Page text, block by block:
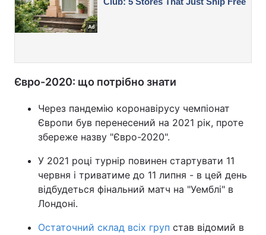
Євро-2020: що потрібно знати
Через пандемію коронавірусу чемпіонат
Європи був перенесений на 2021 рік, проте
збереже назву "Євро-2020".
У 2021 році турнір повинен стартувати 11
червня і триватиме до 11 липня - в цей день
відбудеться фінальний матч на "Уемблі" в
Лондоні.
Остаточний склад всіх груп став відомий в